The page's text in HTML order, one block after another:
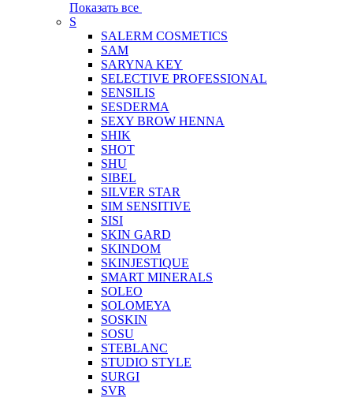
Показать все
S
SALERM COSMETICS
SAM
SARYNA KEY
SELECTIVE PROFESSIONAL
SENSILIS
SESDERMA
SEXY BROW HENNA
SHIK
SHOT
SHU
SIBEL
SILVER STAR
SIM SENSITIVE
SISI
SKIN GARD
SKINDOM
SKINJESTIQUE
SMART MINERALS
SOLEO
SOLOMEYA
SOSKIN
SOSU
STEBLANC
STUDIO STYLE
SURGI
SVR